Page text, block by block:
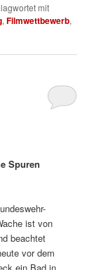
mit
,Filmwettbewerb,
Spuren
ist von
beachtet
vor dem